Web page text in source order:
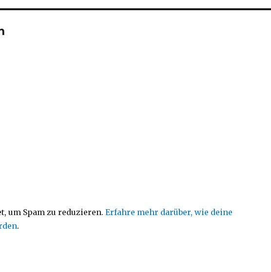
um Spam zu reduzieren.Erfahre mehr darüber, wie deine
.